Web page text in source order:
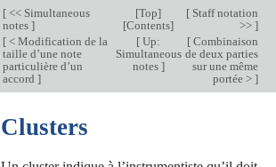
[<< Simultaneous
notes ]
[Top]
[Contents]
[Staff notation
>> ]
[< Modification de la
taille d’une note
particulière d’un
accord ]
[ Up:
Simultaneous
notes ]
[Combinaison
de deux parties
sur une même
portée > ]
Clusters